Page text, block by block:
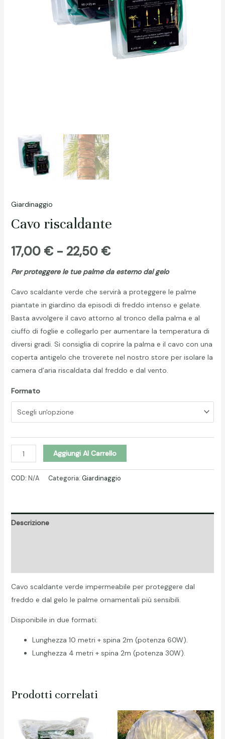
Giardinaggio
Cavo riscaldante
17,00 € - 22,50 €Fascia
di
prezzo:
da
17,00 €
a
Per proteggere le tue palme da esterno dal gelo
Cavo scaldante verde che servirà a proteggere le palme
piantate in giardino da episodi di freddo intenso e gelate.
Basta avvolgere il cavo attorno al tronco della palma e al
ciuffo di foglie e collegarlo per aumentare la temperatura di
diversi gradi. Si consiglia di coprire la palma e il cavo con una
coperta antigelo che troverete nel nostro store per isolare la
camera d’aria riscaldata dal freddo e dal vento.
Formato
Cavo
riscaldante
quantità
Aggiungi Al Carrello
COD: N/A Categoria: Giardinaggio
Descrizione
Cavo scaldante verde impermeabile per proteggere dal
freddo e dal gelo le palme ornamentali più sensibili.
Disponibile in due formati:
Lunghezza 10 metri + spina 2m (potenza 60W).
Lunghezza 4 metri + spina 2m (potenza 30W).
Prodotti correlati